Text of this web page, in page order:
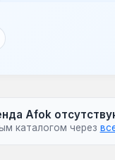
Afok
каталогом через